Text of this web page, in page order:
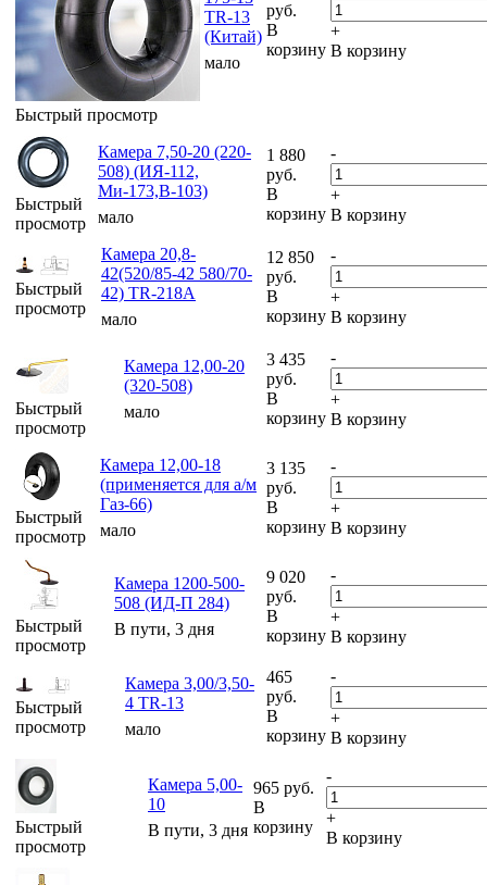
Быстрый просмотр
TR-13
(Китай)
мало
руб.
В
корзину
+
В корзину
Быстрый
просмотр
Камера 7,50-20 (220-
508) (ИЯ-112,
Ми-173,В-103)
мало
1 880
руб.
В
корзину
-
+
В корзину
Быстрый
просмотр
Камера 20,8-
42(520/85-42 580/70-
42) TR-218A
мало
12 850
руб.
В
корзину
-
+
В корзину
Быстрый
просмотр
Камера 12,00-20
(320-508)
мало
3 435
руб.
В
корзину
-
+
В корзину
Быстрый
просмотр
Камера 12,00-18
(применяется для а/м
Газ-66)
мало
3 135
руб.
В
корзину
-
+
В корзину
Быстрый
просмотр
Камера 1200-500-
508 (ИД-П 284)
В пути, 3 дня
9 020
руб.
В
корзину
-
+
В корзину
Быстрый
просмотр
Камера 3,00/3,50-
4 TR-13
мало
465
руб.
В
корзину
-
+
В корзину
Быстрый
просмотр
Камера 5,00-
10
В пути, 3 дня
965 руб.
В
корзину
-
+
В корзину